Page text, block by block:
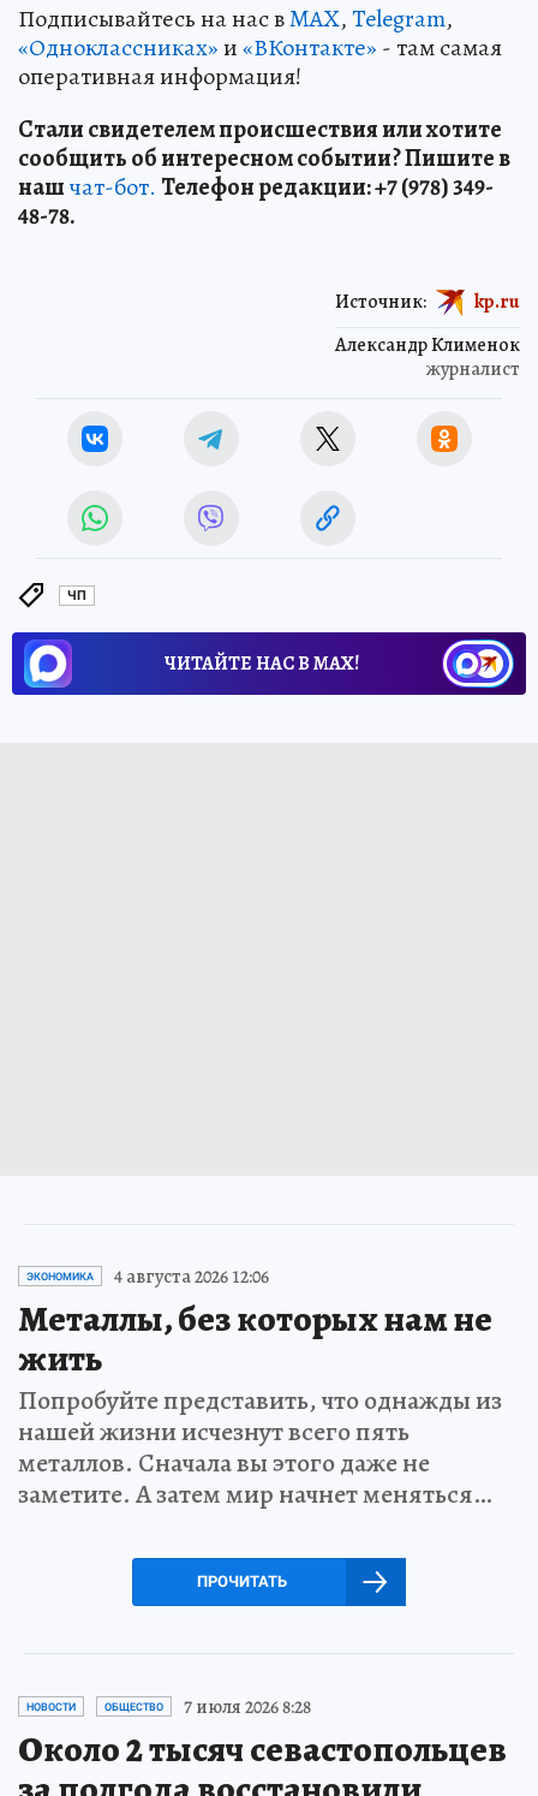
Подписывайтесь на нас вMAX,Telegram,
«Одноклассниках»и«ВКонтакте» - там самая
оперативная информация!
Стали свидетелем происшествия или хотите
сообщить об интересном событии? Пишите в
нашчат-бот. Телефон редакции: +7 (978) 349-
48-78.
Александр Клименок
журналист
Источник: kp.ru
ЧП
ЧИТАЙТЕ НАС В МАХ!
ЭКОНОМИКА 4 августа 2026 12:06
Металлы, без которых нам не
жить
Попробуйте представить, что однажды из
нашей жизни исчезнут всего пять
металлов. Сначала вы этого даже не
заметите. А затем мир начнет меняться…
ПРОЧИТАТЬ
НОВОСТИ ОБЩЕСТВО 7 июля 2026 8:28
Около 2 тысяч севастопольцев